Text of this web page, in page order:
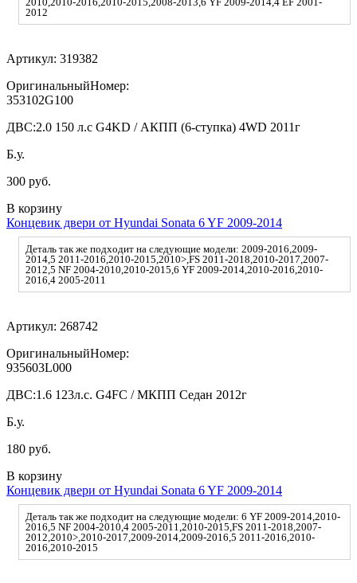
2012
Артикул: 319382
ОригинальныйНомер:
353102G100
ДВС:2.0 150 л.с G4KD / АКПП (6-ступка) 4WD 2011г
Б.у.
300 руб.
В корзину
Концевик двери от Hyundai Sonata 6 YF 2009-2014
Деталь так же подходит на следующие модели: 2009-2016,2009-
2014,5 2011-2016,2010-2015,2010>,FS 2011-2018,2010-2017,2007-
2012,5 NF 2004-2010,2010-2015,6 YF 2009-2014,2010-2016,2010-
2016,4 2005-2011
Артикул: 268742
ОригинальныйНомер:
935603L000
ДВС:1.6 123л.с. G4FC / МКПП Седан 2012г
Б.у.
180 руб.
В корзину
Концевик двери от Hyundai Sonata 6 YF 2009-2014
Деталь так же подходит на следующие модели: 6 YF 2009-2014,2010-
2016,5 NF 2004-2010,4 2005-2011,2010-2015,FS 2011-2018,2007-
2012,2010>,2010-2017,2009-2014,2009-2016,5 2011-2016,2010-
2016,2010-2015